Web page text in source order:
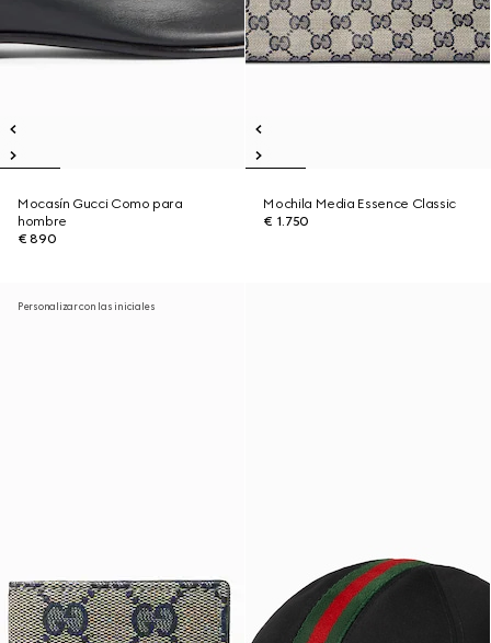
Mocasín Gucci Como para
hombre
€ 890
Mochila Media Essence Classic
€ 1.750
Personalizar con las iniciales